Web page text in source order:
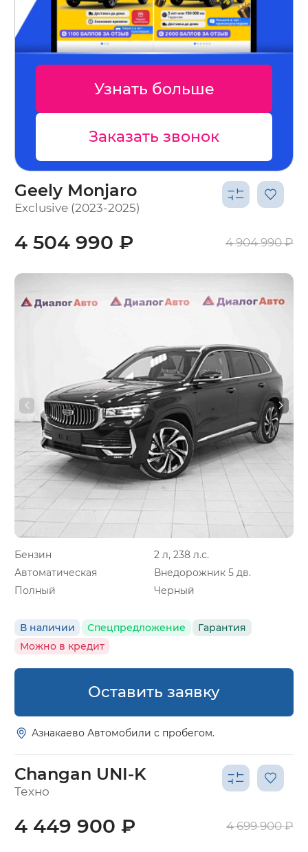
Узнать больше
Заказать звонок
Geely Monjaro
Exclusive (2023-2025)
Бензин
2 л, 238 л.с.
Автоматическая
Внедорожник 5 дв.
Полный
Черный
В наличии Спецпредложение
Гарантия
Можно в кредит
4 504 990 ₽ 4 904 990 ₽
Оставить заявку
Азнакаево Автомобили с пробегом.
Changan UNI-K
Техно
4 449 900 ₽ 4 699 900 ₽